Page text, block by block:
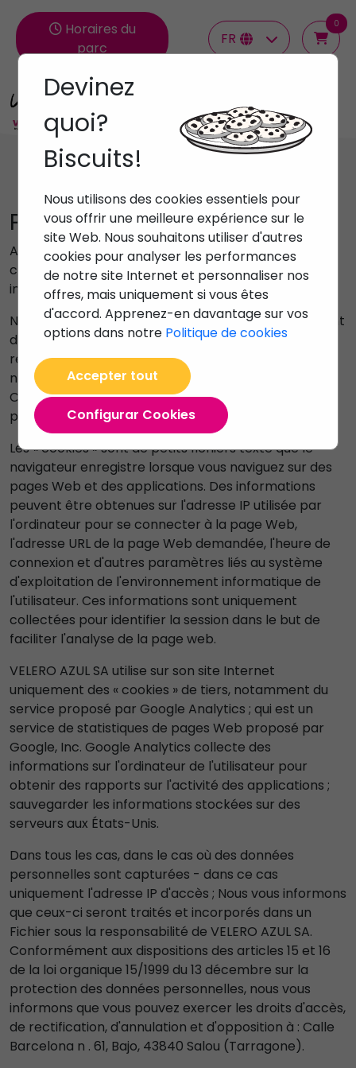
Horaires du
parc
FR
0
Groupes
Politique de cookies
Afin d'améliorer nos services, nous utilisons des
cookies tiers qui nous permettent d'obtenir des
informations sur les utilisateurs. Plus d'informations:
Nous vous informons que pour le bon fonctionnement
du site wwww.veleroincoming.com, propriété et
responsabilité de VELERO AZUL SA, le système de
navigation utilise certaines données de navigation («
Cookies ») pour pouvoir offrir un service plus
personnalisé aux utilisateurs de le site Web.
Les « cookies » sont de petits fichiers texte que le
navigateur enregistre lorsque vous naviguez sur des
pages Web et des applications. Des informations
peuvent être obtenues sur l'adresse IP utilisée par
l'ordinateur pour se connecter à la page Web,
l'adresse URL de la page Web demandée, l'heure de
connexion et d'autres paramètres liés au système
d'exploitation de l'environnement informatique de
l'utilisateur. Ces informations sont uniquement
collectées pour identifier la session dans le but de
faciliter l'analyse de la page web.
VELERO AZUL SA utilise sur son site Internet
uniquement des « cookies » de tiers, notamment du
service proposé par Google Analytics ; qui est un
service de statistiques de pages Web proposé par
Google, Inc. Google Analytics collecte des
informations sur l'ordinateur de l'utilisateur pour
obtenir des rapports sur l'activité des applications ;
sauvegarder les informations stockées sur des
serveurs aux États-Unis.
Dans tous les cas, dans le cas où des données
personnelles sont capturées - dans ce cas
uniquement l'adresse IP d'accès ; Nous vous informons
que ceux-ci seront traités et incorporés dans un
Fichier sous la responsabilité de VELERO AZUL SA.
Conformément aux dispositions des articles 15 et 16
de la loi organique 15/1999 du 13 décembre sur la
protection des données personnelles, nous vous
informons que vous pouvez exercer les droits d'accès,
de rectification, d'annulation et d'opposition à : Calle
Barcelona n . 61, Bajo, 43840 Salou (Tarragone).
Devinez
quoi?
Biscuits!
Nous utilisons des cookies essentiels pour
vous offrir une meilleure expérience sur le
site Web. Nous souhaitons utiliser d'autres
cookies pour analyser les performances
de notre site Internet et personnaliser nos
offres, mais uniquement si vous êtes
d'accord. Apprenez-en davantage sur vos
options dans notre Politique de cookies
Accepter tout
Configurar Cookies